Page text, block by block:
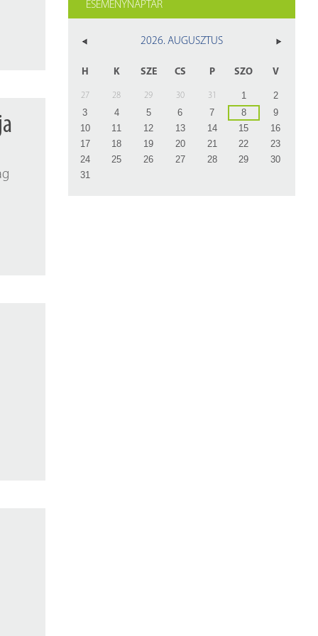
ESEMÉNYNAPTÁR
2026. AUGUSZTUS
H K SZE CS P SZO V
27 28 29 30 31 1
2
3
4 5 6 7 8
9
10
11 12 13 14 15
16
17
18 19 20 21 22
23
24
25 26 27 28 29
30
31